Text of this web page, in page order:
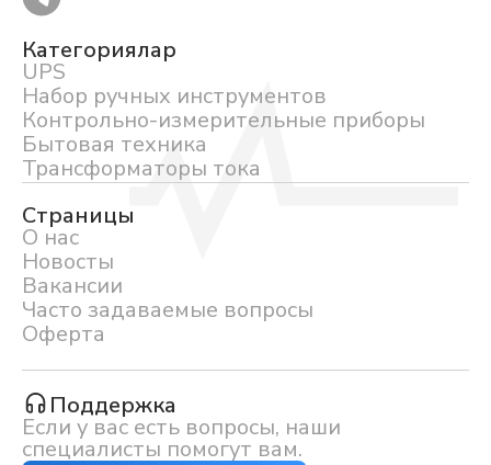
Категориялар
UPS
Набор ручных инструментов
Контрольно-измерительные приборы
Бытовая техника
Трансформаторы тока
Страницы
О нас
Новосты
Вакансии
Часто задаваемые вопросы
Оферта
Поддержка
Если у вас есть вопросы, наши
специалисты помогут вам.